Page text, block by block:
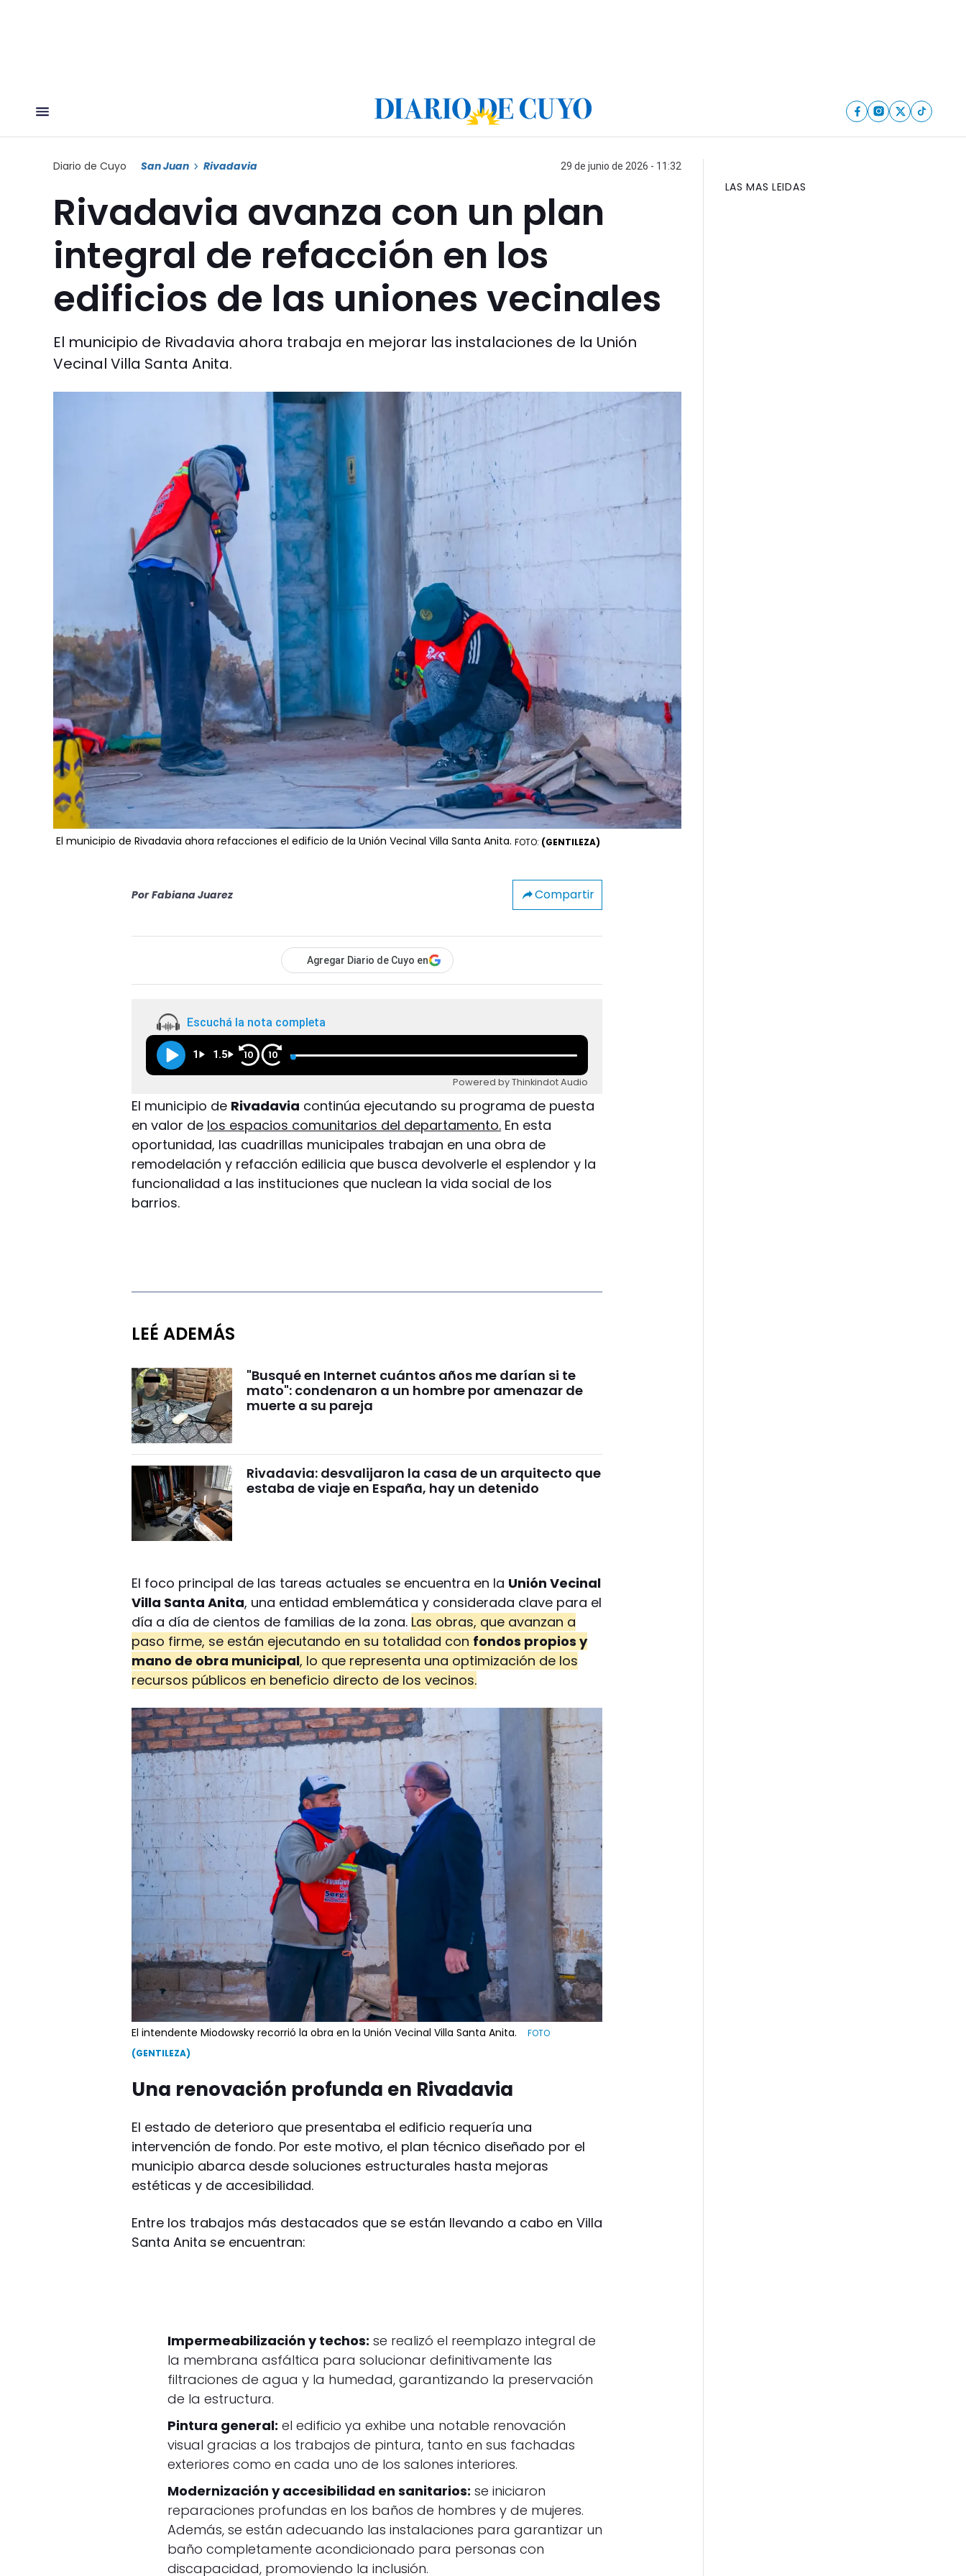
Diario de Cuyo San Juan Rivadavia 29 de junio de 2026 - 11:32
Rivadavia avanza con un plan
integral de refacción en los
edificios de las uniones vecinales
El municipio de Rivadavia ahora trabaja en mejorar las instalaciones de la Unión
Vecinal Villa Santa Anita.
El municipio de Rivadavia ahora refacciones el edificio de la Unión Vecinal Villa Santa Anita. FOTO: (GENTILEZA)
Por Fabiana Juarez Compartir
Agregar Diario de Cuyo en
Escuchá la nota completa
1 1.5 10 10
Powered by Thinkindot Audio
El municipio de Rivadavia continúa ejecutando su programa de puesta
en valor de los espacios comunitarios del departamento. En esta
oportunidad, las cuadrillas municipales trabajan en una obra de
remodelación y refacción edilicia que busca devolverle el esplendor y la
funcionalidad a las instituciones que nuclean la vida social de los
barrios.
LEÉ ADEMÁS
"Busqué en Internet cuántos años me darían si te
mato": condenaron a un hombre por amenazar de
muerte a su pareja
Rivadavia: desvalijaron la casa de un arquitecto que
estaba de viaje en España, hay un detenido
El foco principal de las tareas actuales se encuentra en la Unión Vecinal
Villa Santa Anita, una entidad emblemática y considerada clave para el
día a día de cientos de familias de la zona. Las obras, que avanzan a
paso firme, se están ejecutando en su totalidad con fondos propios y
mano de obra municipal, lo que representa una optimización de los
recursos públicos en beneficio directo de los vecinos.
El intendente Miodowsky recorrió la obra en la Unión Vecinal Villa Santa Anita.
(GENTILEZA)
Una renovación profunda en Rivadavia
El estado de deterioro que presentaba el edificio requería una
intervención de fondo. Por este motivo, el plan técnico diseñado por el
municipio abarca desde soluciones estructurales hasta mejoras
estéticas y de accesibilidad.
Entre los trabajos más destacados que se están llevando a cabo en Villa
Santa Anita se encuentran:
Impermeabilización y techos: se realizó el reemplazo integral de
la membrana asfáltica para solucionar definitivamente las
filtraciones de agua y la humedad, garantizando la preservación
de la estructura.
Pintura general: el edificio ya exhibe una notable renovación
visual gracias a los trabajos de pintura, tanto en sus fachadas
exteriores como en cada uno de los salones interiores.
Modernización y accesibilidad en sanitarios: se iniciaron
reparaciones profundas en los baños de hombres y de mujeres.
Además, se están adecuando las instalaciones para garantizar un
baño completamente acondicionado para personas con
discapacidad, promoviendo la inclusión.
LAS MAS LEIDAS